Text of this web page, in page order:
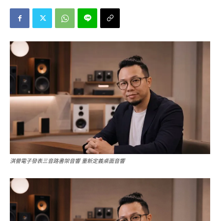
淇譽電子發表三音路書架音響 重新定義桌面音響